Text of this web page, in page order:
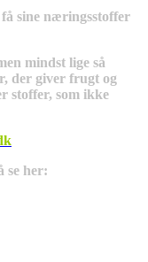
sine næringsstoffer
mindst lige så
der giver frugt og
stoffer, som ikke
se her: